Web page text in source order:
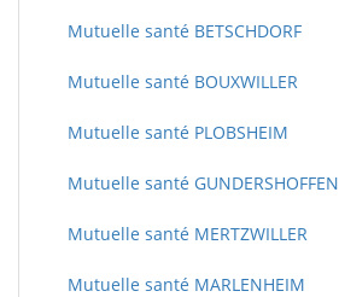
Mutuelle santé BETSCHDORF
Mutuelle santé BOUXWILLER
Mutuelle santé PLOBSHEIM
Mutuelle santé GUNDERSHOFFEN
Mutuelle santé MERTZWILLER
Mutuelle santé MARLENHEIM